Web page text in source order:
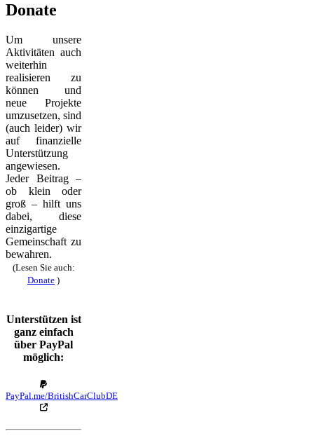
Donate
Um unsere
Aktivitäten auch
weiterhin
realisieren zu
können und
neue Projekte
umzusetzen, sind
(auch leider) wir
auf finanzielle
Unterstützung
angewiesen.
Jeder Beitrag –
ob klein oder
groß – hilft uns
dabei, diese
einzigartige
Gemeinschaft zu
bewahren.
(Lesen Sie auch:
Donate )
Unterstützen ist
ganz einfach
über PayPal
möglich:
PayPal.me/BritishCarClubDE